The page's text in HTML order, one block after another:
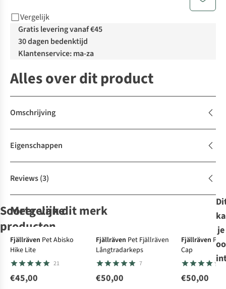
Vergelijk
Gratis levering vanaf €45
30 dagen bedenktijd
Klantenservice: ma-za
Alles over dit product
Omschrijving
Eigenschappen
Reviews(3)
Soortgelijke
producten
Patagonia
Pet P-
6 Logo Trucker
Hat
Patagonia
6 Logo Trucker
Hat
Patagonia
6 Logo Trucker
Hat
Patagonia
6 Logo Trucker
Hat
Meer van dit merk
Fjällräven Pet Abisko
Hike Lite
21
€45,00
Fjällräven Pet Fjällräven
Långtradarkeps
7
€50,00
Fjällräven Pet
Cap
€50,00
je